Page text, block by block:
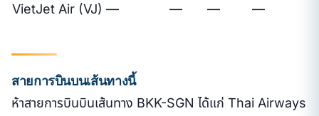
VietJet Air (VJ) — — — —
สายการบินบนเส้นทางนี้
ห้าสายการบินบินเส้นทาง BKK-SGN ได้แก่ Thai Airways